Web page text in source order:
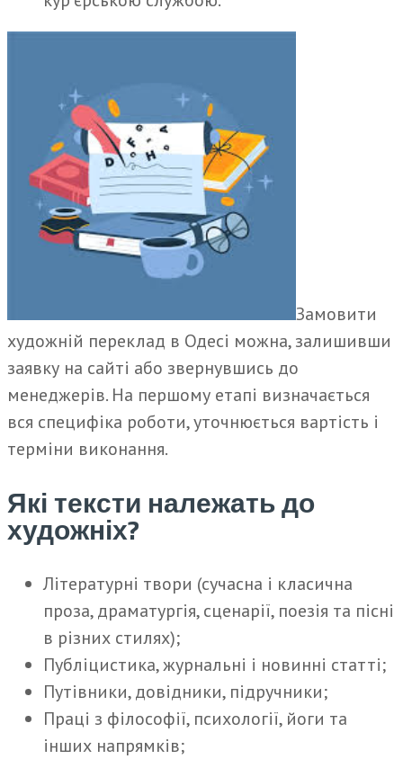
Замовити
художній переклад в Одесі можна, залишивши
заявку на сайті або звернувшись до
менеджерів. На першому етапі визначається
вся специфіка роботи, уточнюється вартість і
терміни виконання.
Які тексти належать до
художніх?
Літературні твори (сучасна і класична
проза, драматургія, сценарії, поезія та пісні
в різних стилях);
Публіцистика, журнальні і новинні статті;
Путівники, довідники, підручники;
Праці з філософії, психології, йоги та
інших напрямків;